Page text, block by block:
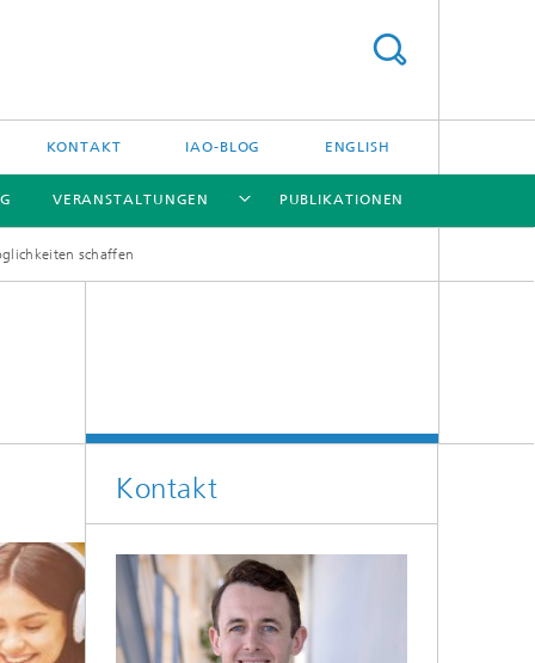
KONTAKT IAO-BLOG ENGLISH
VERANSTALTUNGEN PUBLIKATIONEN
schaffen
Kontakt